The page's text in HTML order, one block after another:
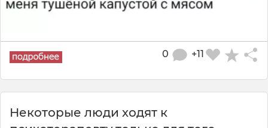
+11
0
Некоторые люди ходят к